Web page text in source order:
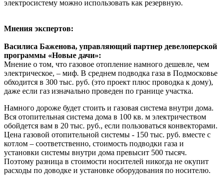
электросистему можно использовать как резервную.
Мнения экспертов:
Василиса Баженова, управляющий партнер девелоперской
программы «Новые дачи»:
Мнение о том, что газовое отопление намного дешевле, чем
электрическое, – миф. В среднем подводка газа в Подмосковье
обходится в 300 тыс. руб. (это проект плюс проводка к дому),
даже если газ изначально проведен по границе участка.
Намного дороже будет стоить и газовая система внутри дома.
Вся отопительная система дома в 100 кв. м электричеством
обойдется вам в 20 тыс. руб., если пользоваться конвекторами.
Цена газовой отопительной системы - 150 тыс. руб. вместе с
котлом – соответственно, стоимость подводки газа и
установки системы внутри дома превысит 500 тысяч.
Поэтому разница в стоимости носителей никогда не окупит
расходы по доводке и установке оборудования по носителю.